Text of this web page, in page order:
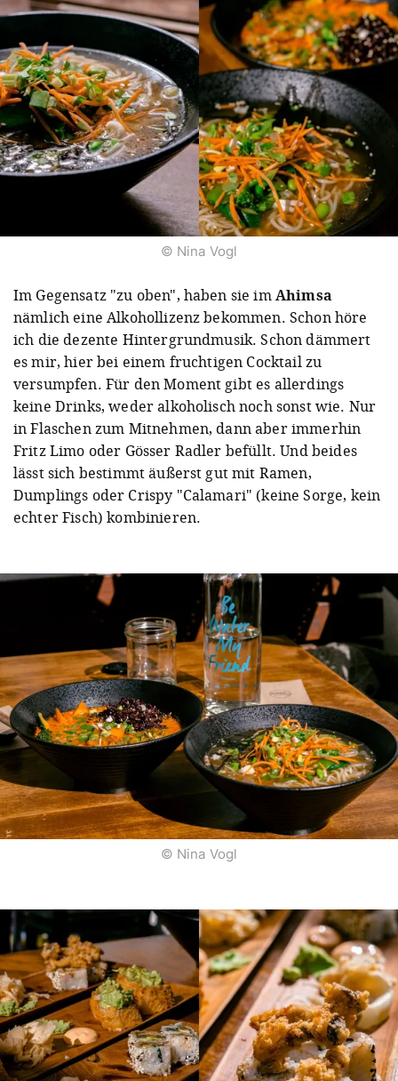
© Nina Vogl
Im Gegensatz "zu oben", haben sie imAhimsa
nämlich eine Alkohollizenz bekommen. Schon höre
ich die dezente Hintergrundmusik. Schon dämmert
es mir, hier bei einem fruchtigen Cocktail zu
versumpfen. Für den Moment gibt es allerdings
keine Drinks, weder alkoholisch noch sonst wie. Nur
in Flaschen zum Mitnehmen, dann aber immerhin
Fritz Limo oder Gösser Radler befüllt. Und beides
lässt sich bestimmt äußerst gut mit Ramen,
Dumplings oder Crispy "Calamari" (keine Sorge, kein
echter Fisch) kombinieren.
© Nina Vogl